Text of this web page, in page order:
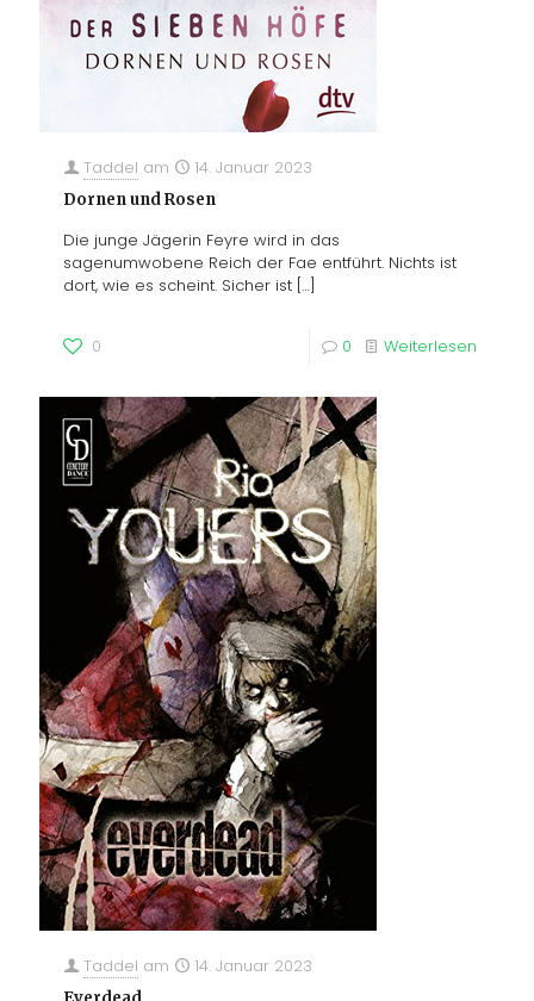
Taddel am 14. Januar 2023
Dornen und Rosen
Die junge Jägerin Feyre wird in das
sagenumwobene Reich der Fae entführt. Nichts ist
dort, wie es scheint. Sicher ist […]
0 0 Weiterlesen
Taddel am 14. Januar 2023